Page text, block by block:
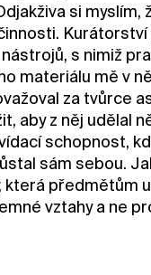
si myslím,
Kurátorství
s nimiž
materiálu mě v
za tvůrce
aby z něj udělal
schopnost,
sám sebou.
která předmětům
vztahy a ne